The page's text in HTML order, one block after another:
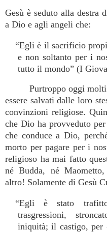
Gesù è seduto alla destra
a Dio e agli angeli che:
“Egli è il sacrificio
e non soltanto per i
tutto il mondo” (I
Purtroppo oggi
essere salvati dalle loro
convinzioni religiose.
che Dio ha provveduto
che conduce a Dio,
morto per pagare per i
religioso ha mai fatto
né Budda, né
altro! Solamente di Gesù
“Egli è stato
trasgressioni,
iniquità; il castigo, per